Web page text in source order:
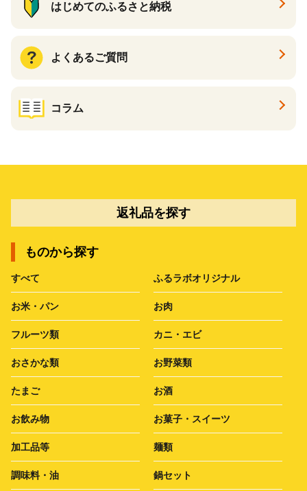
はじめてのふるさと納税
よくあるご質問
コラム
返礼品を探す
ものから探す
すべて ふるラボオリジナル
お米・パン お肉
フルーツ類 カニ・エビ
おさかな類 お野菜類
たまご お酒
お飲み物 お菓子・スイーツ
加工品等 麺類
調味料・油 鍋セット